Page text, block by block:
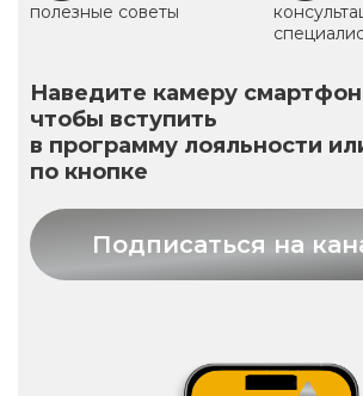
полезные советы
Наведите камеру
чтобы вступить
в программу лояльности
по кнопке
Подписаться на